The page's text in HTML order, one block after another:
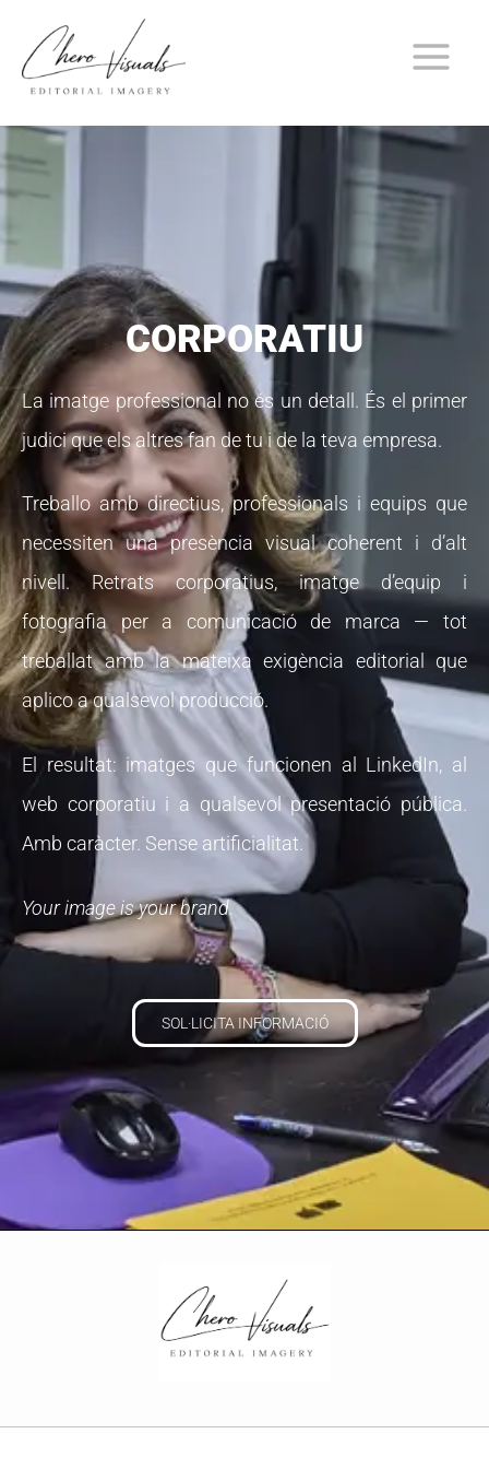
contingut
CORPORATIU
La imatge professional no és un detall. És el primer
judici que els altres fan de tu i de la teva empresa.
Treballo amb directius, professionals i equips que
necessiten una presència visual coherent i d’alt
nivell. Retrats corporatius, imatge d’equip i
fotografia per a comunicació de marca — tot
treballat amb la mateixa exigència editorial que
aplico a qualsevol producció.
El resultat: imatges que funcionen al LinkedIn, al
web corporatiu i a qualsevol presentació pública.
Amb caràcter. Sense artificialitat.
Your image is your brand.
SOL·LICITA INFORMACIÓ